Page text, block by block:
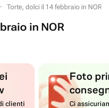
Torte, dolci il 14 febbraio in NOR
in NOR
clienti
Foto
Ci